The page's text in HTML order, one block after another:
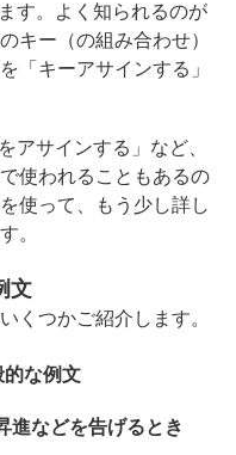
す。よく知られるのが
キー（の組み合わせ）
「キーアサインする」
アサインする」など、
使われることもあるの
使って、もう少し詳し
。
文
くつかご紹介します。
な例文
進などを告げるとき